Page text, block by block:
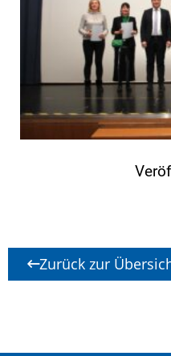
Zurück zur